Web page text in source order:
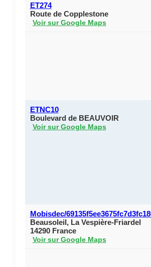
ET274
Route de Copplestone
Voir sur Google Maps
ETNC10
Boulevard de BEAUVOIR
Voir sur Google Maps
Mobisdec/
Beausoleil, La Vespière-Friardel
14290 France
Voir sur Google Maps